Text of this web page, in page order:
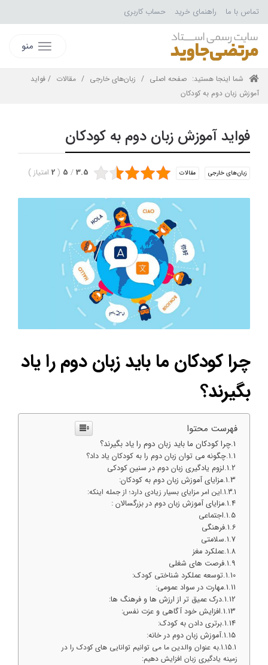
تماس با ما راهنمای خرید حساب کاربری
منو
شما اینجا هستید: صفحه اصلی / زبان‌های خارجی / مقالات / فواید
آموزش زبان دوم به کودکان
فواید آموزش زبان دوم به کودکان
زبان‌های خارجی مقالات 3.5
/
5
(
2 امتیاز)
چرا کودکان ما باید زبان دوم را یاد
بگیرند؟
فهرست محتوا
چرا کودکان ما باید زبان دوم را یاد بگیرند؟
چگونه می توان زبان دوم را به کودکان یاد داد؟
لزوم یادگیری زبان دوم در سنین کودکی
مزایای آموزش زبان دوم به کودکان:
این امر مزایای بسیار زیادی دارد؛ از جمله اینکه:
مزایای آموزش زبان دوم در بزرگسالان :
اجتماعی
فرهنگی
سلامتی
عملکرد مغز
فرصت های شغلی
توسعه عملکرد شناختی کودک:
مهارت در سواد عمومی:
درک عمیق تر از ارزش ها و فرهنگ ها:
افزایش خود آگاهی و عزت نفس:
برتری دادن به کودک:
آموزش زبان دوم در خانه:
به عنوان والدین ما می توانیم توانایی های کودک را در
زمینه یادگیری زبان افزایش دهیم: